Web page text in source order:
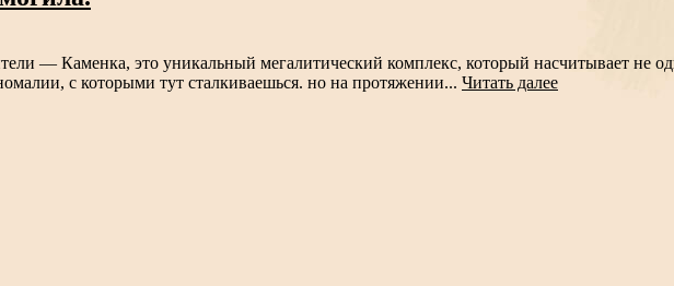
— Каменка, это уникальный мегалитический комплекс, который насчитывает не
с которыми тут сталкиваешься. но на протяжении... Читать далее